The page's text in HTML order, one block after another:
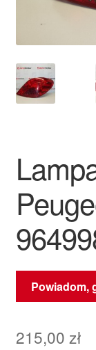
Polityka
Skarga
Zamówienia
Zasady i
Powiadom,
215,00 zł